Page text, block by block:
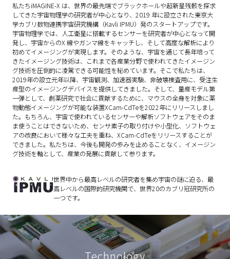
私たちiMAGINE-X は、世界の最先端でブラックホールや超新星残骸を探求
してきた宇宙物理学の研究者が中心となり、2019 年に設立された東京大
学カブリ数物連携宇宙研究機構（Kavli IPMU）発のスタートアップです。
宇宙物理学では、人工衛星に搭載するセンサーを研究者が中心となって開
発し、宇宙からのX 線やガンマ線をキャッチし、そして高度な解析により
初めてイメージングが実現します。そのような、宇宙を通じて長年培って
きたイメージング技術は、これまで各産業分野で使われてきたイメージン
グ技術を圧倒的に凌駕できる可能性を秘めています。そこで私たちは、
2019年の設立元年以降、宇宙観測、加速器実験、非破壊検査用に、受注生
産型のイメージングデバイスを提供してきました。そして、量産モデル第
一弾として、創薬研究で社会に貢献するために、マウスの全身を対象に薬
物動態イメージングが可能な装置XCam-CdTeを2022年にリリースしまし
た。もちろん、宇宙で使われているセンサーや解析ソフトウェアをそのま
ま使うことはできないため、センサ素子の取り付けや小型化、ソフトウェ
アの改良において様々な工夫を重ね、XCam-CdTeをリリースすることが
できました。私たちは、今後も開発の歩みを止めることなく、イメージン
グ技術を軸として、産業の発展に貢献して参ります。
世界中から最高レベルの研究者を集め宇宙の謎に迫る、最
高レベルの国際的研究機関で、世界20のカブリ冠研究所の
一つです。
Technology